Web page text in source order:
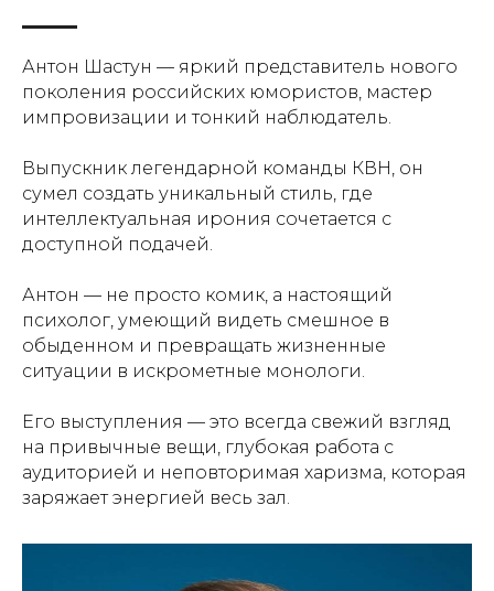
Антон Шастун — яркий представитель нового
поколения российских юмористов, мастер
импровизации и тонкий наблюдатель.
Выпускник легендарной команды КВН, он
сумел создать уникальный стиль, где
интеллектуальная ирония сочетается с
доступной подачей.
Антон — не просто комик, а настоящий
психолог, умеющий видеть смешное в
обыденном и превращать жизненные
ситуации в искрометные монологи.
Его выступления — это всегда свежий взгляд
на привычные вещи, глубокая работа с
аудиторией и неповторимая харизма, которая
заряжает энергией весь зал.